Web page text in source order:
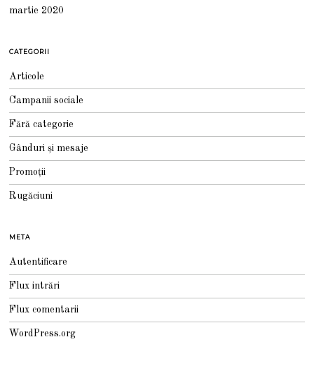
martie 2020
CATEGORII
Articole
Campanii sociale
Fără categorie
Gânduri și mesaje
Promoții
Rugăciuni
META
Autentificare
Flux intrări
Flux comentarii
WordPress.org